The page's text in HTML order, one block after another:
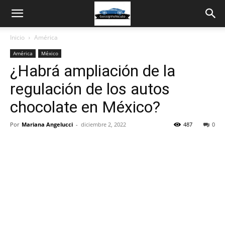
Inicio América
América México
¿Habrá ampliación de la
regulación de los autos
chocolate en México?
Por Mariana Angelucci - diciembre 2, 2022 0
487